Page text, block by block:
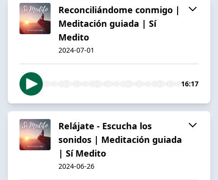
Reconciliándome conmigo |
Meditación guiada | Sí
Medito
2024-07-01
16:17
Relájate - Escucha los
sonidos | Meditación guiada
| Sí Medito
2024-06-26